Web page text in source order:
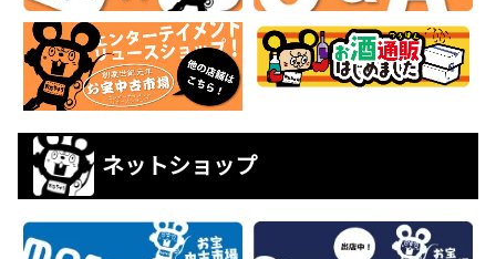
ネットショップ